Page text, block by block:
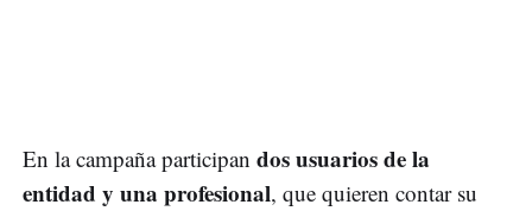
En la campaña participan dos usuarios de la
entidad y una profesional, que quieren contar su